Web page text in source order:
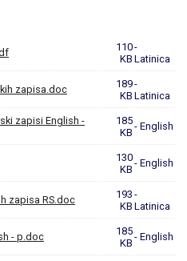
110
KB
-
Latinica
zapisa.doc
189
KB
-
Latinica
zapisi English -
185
KB
- English
130
KB
- English
zapisa RS.doc
193
KB
-
Latinica
- p.doc
185
KB
- English